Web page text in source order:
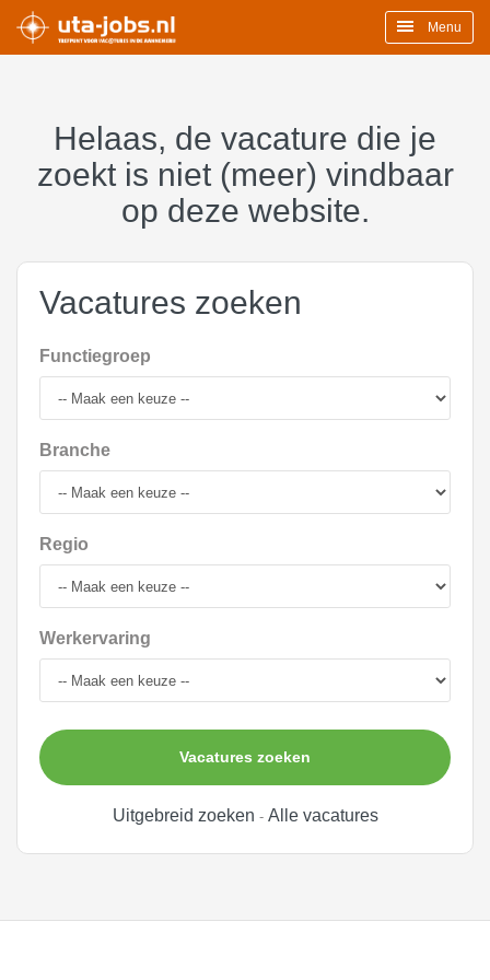
Menu
Helaas, de vacature die je
zoekt is niet (meer) vindbaar
op deze website.
Vacatures zoeken
Functiegroep
Branche
Regio
Werkervaring
Vacatures zoeken
Uitgebreid zoeken - Alle vacatures